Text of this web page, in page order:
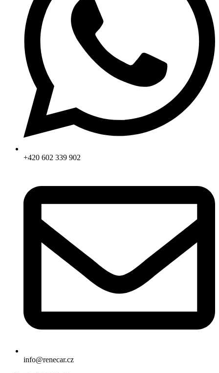
+420 602 339 902
info@renecar.cz